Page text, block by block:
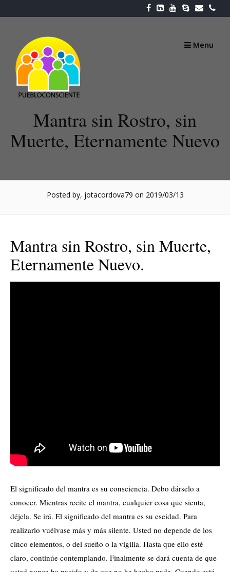
to
Menu
Mantra sin Rostro, sin
Muerte, Eternamente Nuevo
Posted by, jotacordova79 on 2019/03/13
Mantra sin Rostro, sin Muerte,
Eternamente Nuevo.
El significado del mantra es su consciencia. Debo dárselo a
conocer. Mientras recite el mantra, cualquier cosa que sienta,
déjela. Se irá. El significado del mantra es su eseidad. Para
realizarlo vuélvase más y más silente. Usted no depende de los
cinco elementos, o del sueño o la vigilia. Hasta que ello esté
claro, continúe contemplando. Finalmente se dará cuenta de que